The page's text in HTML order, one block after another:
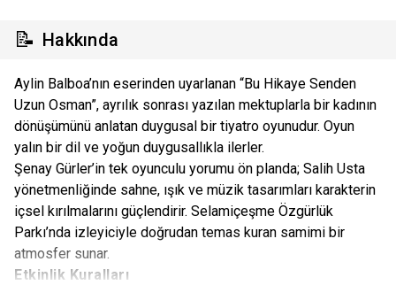
📝 Hakkında
Aylin Balboa’nın eserinden uyarlanan “Bu Hikaye Senden
Uzun Osman”, ayrılık sonrası yazılan mektuplarla bir kadının
dönüşümünü anlatan duygusal bir tiyatro oyunudur. Oyun
yalın bir dil ve yoğun duygusallıkla ilerler.
Şenay Gürler’in tek oyunculu yorumu ön planda; Salih Usta
yönetmenliğinde sahne, ışık ve müzik tasarımları karakterin
içsel kırılmalarını güçlendirir. Selamiçeşme Özgürlük
Parkı’nda izleyiciyle doğrudan temas kuran samimi bir
atmosfer sunar.
Etkinlik Kuralları